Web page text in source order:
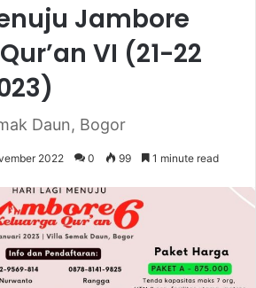
Jambore
VI (21-22
Daun, Bogor
2022 0 99 1 minute read